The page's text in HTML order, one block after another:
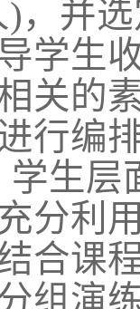
) ，并
学生
关的
行编排
学生层
分利
合课
组演